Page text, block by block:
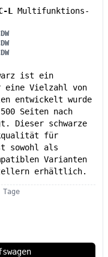
L
Multifunktions-
ist ein
eine Vielzahl von
entwickelt wurde
Seiten nach
Dieser schwarze
für
sowohl als
Varianten
erhältlich.